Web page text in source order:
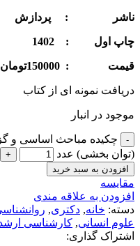
ناشر : پردازش
چاپ اول : 1402
قيمت : 150000تومان
دریافت نمونه ای از کتاب
موجود در انبار
چکیده مباحث اساسی و
(توان بخشی) عدد
افزودن به سبد خرید
مقايسه
افزودن به علاقه مندی
دسته: خانه, دکتری,
علوم انسانی, کارشناسی
اشتراک گذاری: